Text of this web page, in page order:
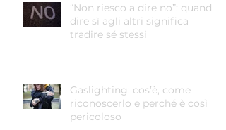
“Non riesco a dire no”: quando
dire sì agli altri significa
tradire sé stessi
Gaslighting: cos’è, come
riconoscerlo e perché è così
pericoloso